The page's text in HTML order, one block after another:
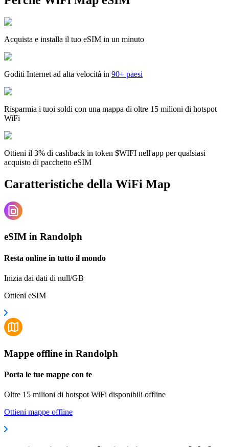
Acquista e installa il tuo eSIM in un minuto
Goditi Internet ad alta velocità in 90+ paesi
Risparmia i tuoi soldi con una mappa di oltre 15 milioni di hotspot
WiFi
Ottieni il 3% di cashback in token $WIFI nell'app per qualsiasi
acquisto di pacchetto eSIM
Caratteristiche della WiFi Map
eSIM in Randolph
Resta online in tutto il mondo
Inizia dai dati di null/GB
Ottieni eSIM
Mappe offline in Randolph
Porta le tue mappe con te
Oltre 15 milioni di hotspot WiFi disponibili offline
Ottieni mappe offline